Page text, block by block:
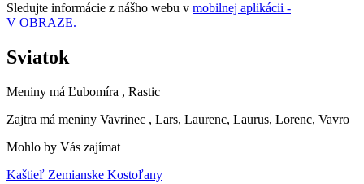
Sledujte informácie z nášho webu v mobilnej aplikácii -
V OBRAZE.
Sviatok
Meniny má Ľubomíra , Rastic
Zajtra má meniny Vavrinec , Lars, Laurenc, Laurus, Lorenc, Vavro
Mohlo by Vás zajímat
Kaštieľ Zemianske Kostoľany